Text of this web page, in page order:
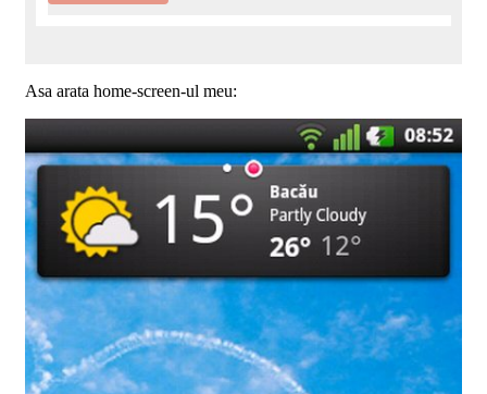
Asa arata home-screen-ul meu: